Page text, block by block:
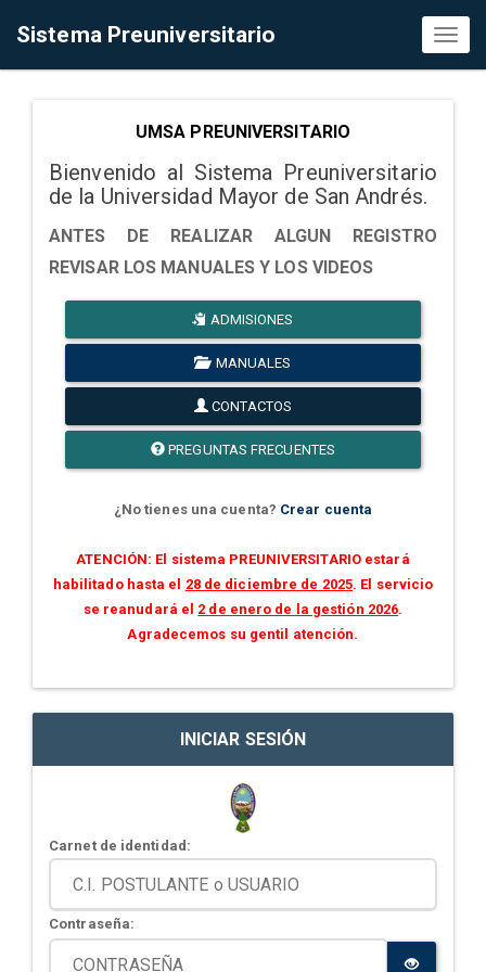
Sistema Preuniversitario
UMSA PREUNIVERSITARIO
Bienvenido al Sistema Preuniversitario
de la Universidad Mayor de San Andrés.
ANTES DE REALIZAR ALGUN REGISTRO
REVISAR LOS MANUALES Y LOS VIDEOS
ADMISIONES
MANUALES
CONTACTOS
PREGUNTAS FRECUENTES
¿No tienes una cuenta? Crear cuenta
ATENCIÓN: El sistema PREUNIVERSITARIO estará
habilitado hasta el 28 de diciembre de 2025. El servicio
se reanudará el 2 de enero de la gestión 2026.
Agradecemos su gentil atención.
INICIAR SESIÓN
Carnet de identidad:
Contraseña: